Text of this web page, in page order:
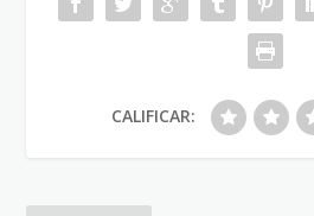
CALIFICAR: